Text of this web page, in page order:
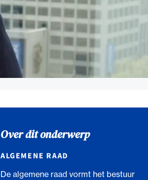
Over dit onderwerp
ALGEMENE RAAD
De algemene raad vormt het bestuur